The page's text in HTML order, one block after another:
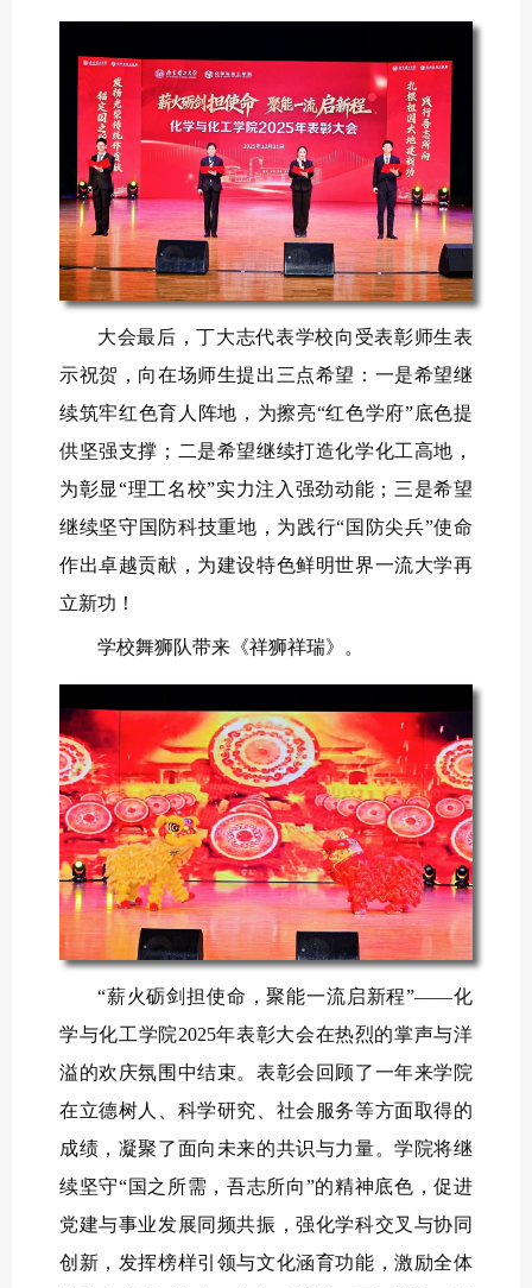
大会最后，丁大志代表学校向受表彰师生表
示祝贺，向在场师生提出三点希望：一是希望继
续筑牢红色育人阵地，为擦亮“红色学府”底色提
供坚强支撑；二是希望继续打造化学化工高地，
为彰显“理工名校”实力注入强劲动能；三是希望
继续坚守国防科技重地，为践行“国防尖兵”使命
作出卓越贡献，为建设特色鲜明世界一流大学再
立新功！
学校舞狮队带来《祥狮祥瑞》。
“薪火砺剑担使命，聚能一流启新程”——化
学与化工学院2025年表彰大会在热烈的掌声与洋
溢的欢庆氛围中结束。表彰会回顾了一年来学院
在立德树人、科学研究、社会服务等方面取得的
成绩，凝聚了面向未来的共识与力量。学院将继
续坚守“国之所需，吾志所向”的精神底色，促进
党建与事业发展同频共振，强化学科交叉与协同
创新，发挥榜样引领与文化涵育功能，激励全体